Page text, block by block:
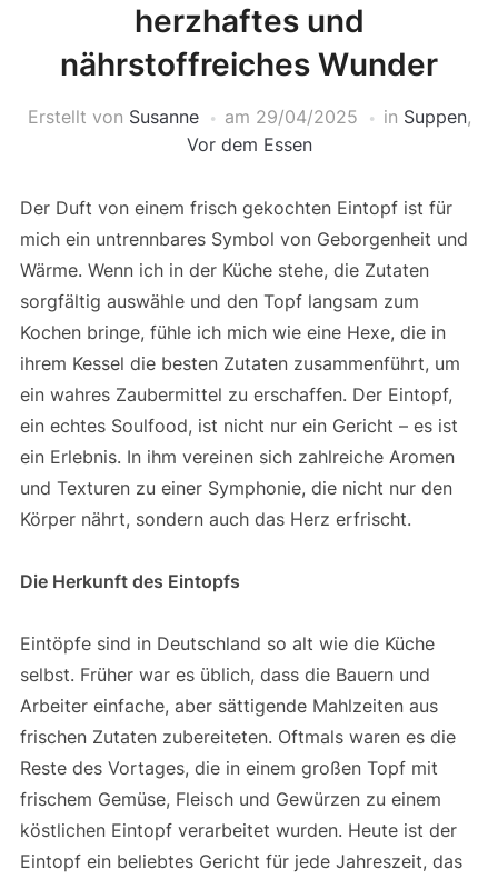
herzhaftes und
nährstoffreiches Wunder
Erstellt von Susanne am 29/04/2025 in Suppen,
Vor dem Essen
Der Duft von einem frisch gekochten Eintopf ist für
mich ein untrennbares Symbol von Geborgenheit und
Wärme. Wenn ich in der Küche stehe, die Zutaten
sorgfältig auswähle und den Topf langsam zum
Kochen bringe, fühle ich mich wie eine Hexe, die in
ihrem Kessel die besten Zutaten zusammenführt, um
ein wahres Zaubermittel zu erschaffen. Der Eintopf,
ein echtes Soulfood, ist nicht nur ein Gericht – es ist
ein Erlebnis. In ihm vereinen sich zahlreiche Aromen
und Texturen zu einer Symphonie, die nicht nur den
Körper nährt, sondern auch das Herz erfrischt.
Die Herkunft des Eintopfs
Eintöpfe sind in Deutschland so alt wie die Küche
selbst. Früher war es üblich, dass die Bauern und
Arbeiter einfache, aber sättigende Mahlzeiten aus
frischen Zutaten zubereiteten. Oftmals waren es die
Reste des Vortages, die in einem großen Topf mit
frischem Gemüse, Fleisch und Gewürzen zu einem
köstlichen Eintopf verarbeitet wurden. Heute ist der
Eintopf ein beliebtes Gericht für jede Jahreszeit, das